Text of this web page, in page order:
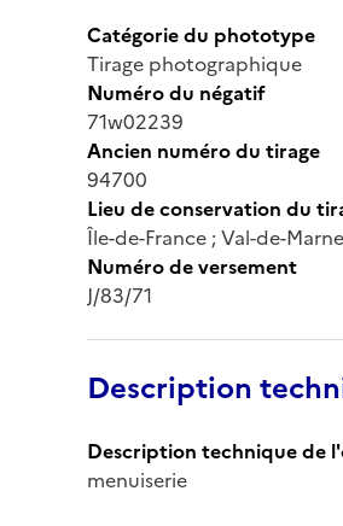
Catégorie du phototype
Tirage photographique
Numéro du négatif
71w02239
Ancien numéro du tirage
94700
Lieu de conservation du
Île-de-France ; Val-de-
Numéro de versement
J/83/71
Description
Description technique de
menuiserie